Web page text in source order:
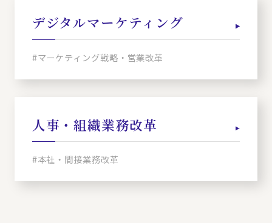
デジタルマーケティング
#マーケティング戦略・営業改革
人事・組織業務改革
#本社・間接業務改革